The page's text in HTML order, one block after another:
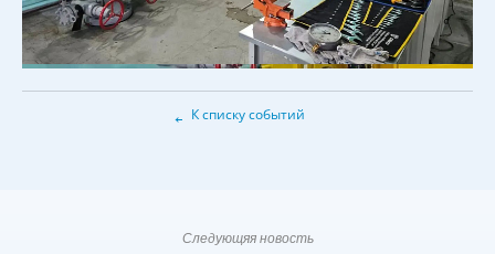
← К списку событий
Следующяя новость